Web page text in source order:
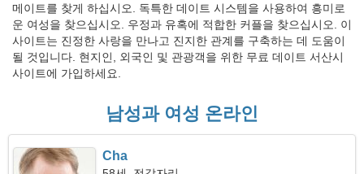
메이트를 찾게 하십시오. 독특한 데이트 시스템을 사용하여 흥미로
운 여성을 찾으십시오. 우정과 유혹에 적합한 커플을 찾으십시오. 이
사이트는 진정한 사랑을 만나고 진지한 관계를 구축하는 데 도움이
될 것입니다. 현지인, 외국인 및 관광객을 위한 무료 데이트 서산시
사이트에 가입하세요.
남성과 여성 온라인
Cha